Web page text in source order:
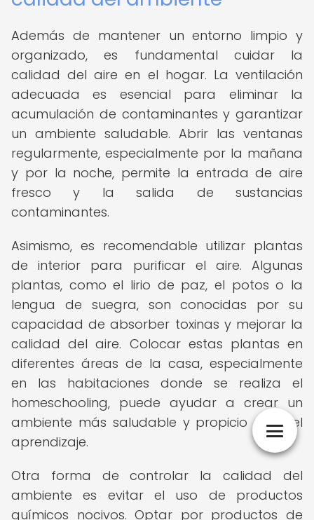
Además de mantener un entorno limpio y
organizado, es fundamental cuidar la
calidad del aire en el hogar. La ventilación
adecuada es esencial para eliminar la
acumulación de contaminantes y garantizar
un ambiente saludable. Abrir las ventanas
regularmente, especialmente por la mañana
y por la noche, permite la entrada de aire
fresco y la salida de sustancias
contaminantes.
Asimismo, es recomendable utilizar plantas
de interior para purificar el aire. Algunas
plantas, como el lirio de paz, el potos o la
lengua de suegra, son conocidas por su
capacidad de absorber toxinas y mejorar la
calidad del aire. Colocar estas plantas en
diferentes áreas de la casa, especialmente
en las habitaciones donde se realiza el
homeschooling, puede ayudar a crear un
ambiente más saludable y propicio para el
aprendizaje.
Otra forma de controlar la calidad del
ambiente es evitar el uso de productos
químicos nocivos. Optar por productos de